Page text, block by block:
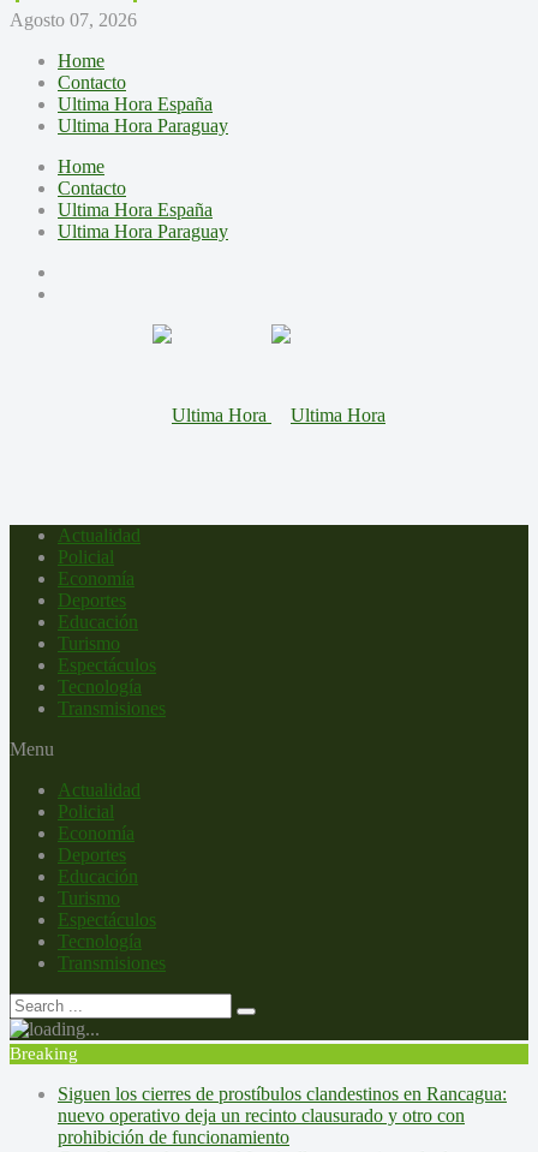
Agosto 07, 2026
Home
Contacto
Ultima Hora España
Ultima Hora Paraguay
Home
Contacto
Ultima Hora España
Ultima Hora Paraguay
Actualidad
Policial
Economía
Deportes
Educación
Turismo
Espectáculos
Tecnología
Transmisiones
Menu
Actualidad
Policial
Economía
Deportes
Educación
Turismo
Espectáculos
Tecnología
Transmisiones
Breaking
Siguen los cierres de prostíbulos clandestinos en Rancagua:
nuevo operativo deja un recinto clausurado y otro con
prohibición de funcionamiento